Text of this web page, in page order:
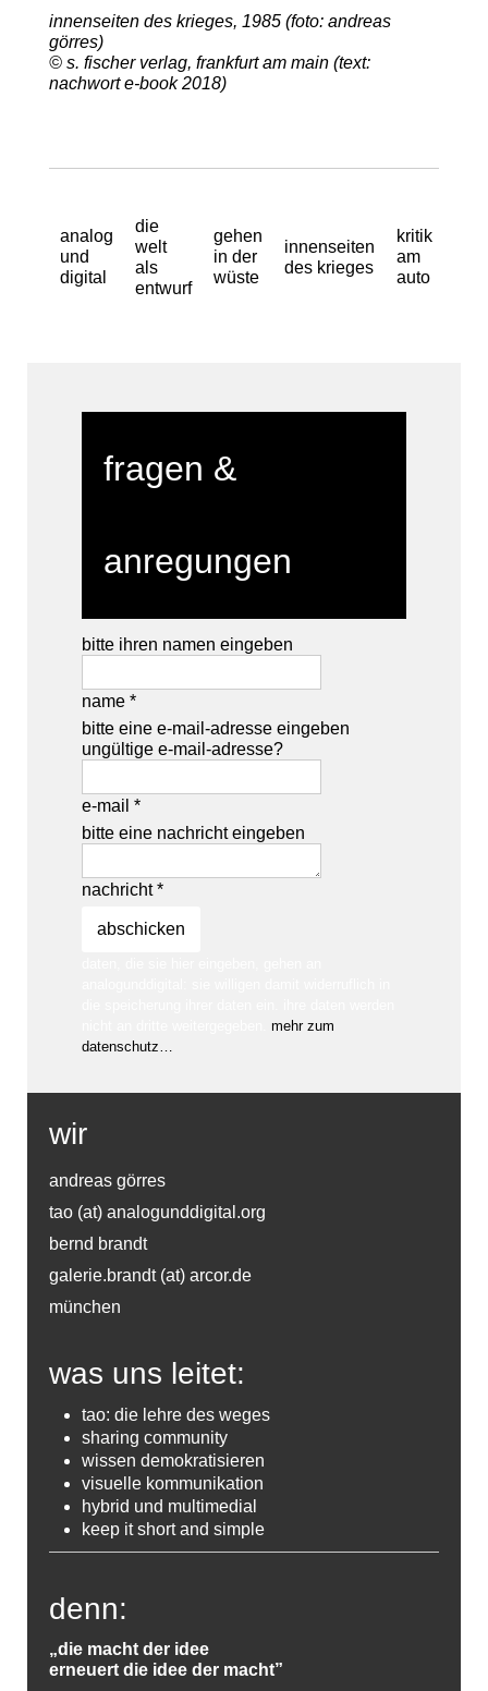
innenseiten des krieges, 1985 (foto: andreas
görres)
© s. fischer verlag, frankfurt am main (text:
nachwort e-book 2018)
analog
und
digital
die
welt
als
entwurf
gehen
in der
wüste
innenseiten
des krieges
kritik
am
auto
fragen &
anregungen
bitte ihren namen eingeben
name *
bitte eine e-mail-adresse eingeben
ungültige e-mail-adresse?
e-mail *
bitte eine nachricht eingeben
nachricht *
mehr zum
datenschutz…
wir
andreas görres
tao (at) analogunddigital.org
bernd brandt
galerie.brandt (at) arcor.de
münchen
was uns leitet:
tao: die lehre des weges
sharing community
wissen demokratisieren
visuelle kommunikation
hybrid und multimedial
keep it short and simple
denn:
„die macht der idee
erneuert die idee der macht”